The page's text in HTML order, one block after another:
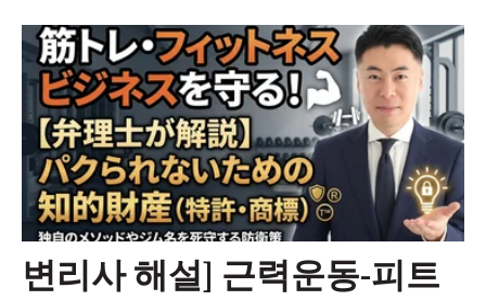
변리사 해설] 근력운동-피트